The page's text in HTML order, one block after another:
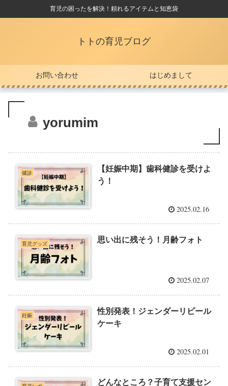
育児の困ったを解決！頼れるアイテムと知恵袋
トトの育児ブログ
お問い合わせ はじめまして
yorumim
健診
【妊娠中期】歯科健診を受けよ
う！
2025.02.16
育児グッズ 思い出に残そう！月齢フォト
2025.02.07
妊娠
性別発表！ジェンダーリビール
ケーキ
2025.02.01
どんなところ？子育て支援セン